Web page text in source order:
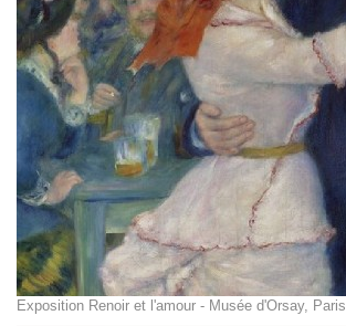
Exposition Renoir et l'amour - Musée d'Orsay, Paris